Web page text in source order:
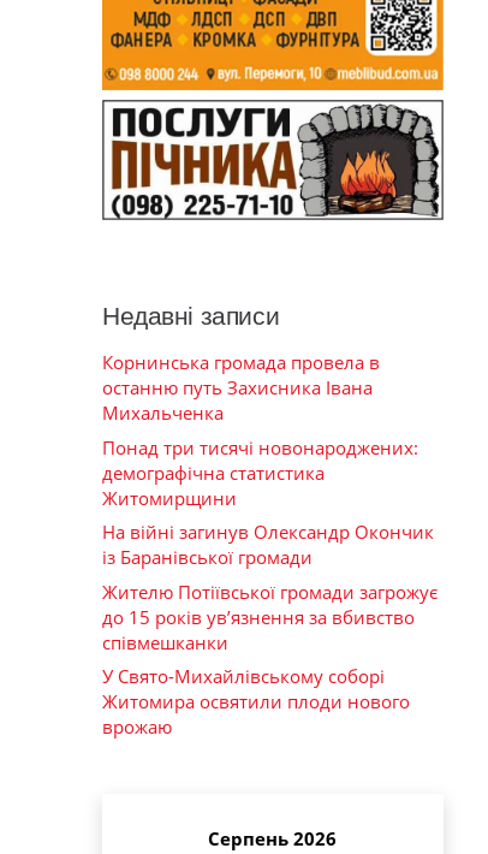
Недавні записи
Корнинська громада провела в
останню путь Захисника Івана
Михальченка
Понад три тисячі новонароджених:
демографічна статистика
Житомирщини
На війні загинув Олександр Окончик
із Баранівської громади
Жителю Потіївської громади загрожує
до 15 років ув’язнення за вбивство
співмешканки
У Свято-Михайлівському соборі
Житомира освятили плоди нового
врожаю
Серпень 2026